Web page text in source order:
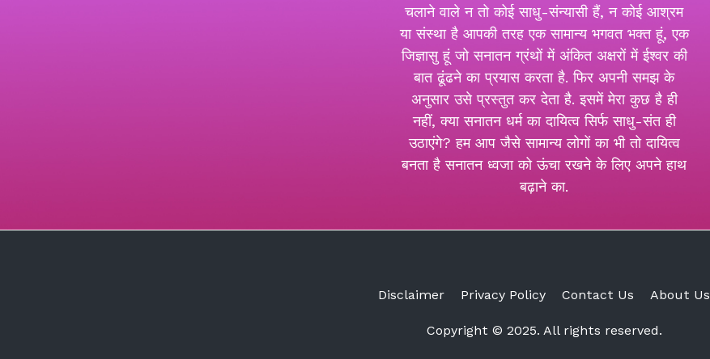
चलाने वाले न तो कोई साधु-संन्यासी हैं, न कोई आश्रम
या संस्था है आपकी तरह एक सामान्य भगवत भक्त हूं, एक
जिज्ञासु हूं जो सनातन ग्रंथों में अंकित अक्षरों में ईश्वर की
बात ढूंढने का प्रयास करता है. फिर अपनी समझ के
अनुसार उसे प्रस्तुत कर देता है. इसमें मेरा कुछ है ही
नहीं, क्या सनातन धर्म का दायित्व सिर्फ साधु-संत ही
उठाएंगे? हम आप जैसे सामान्य लोगों का भी तो दायित्व
बनता है सनातन ध्वजा को ऊंचा रखने के लिए अपने हाथ
बढ़ाने का.
Disclaimer Privacy Policy Contact Us About Us
Copyright © 2025. All rights reserved.